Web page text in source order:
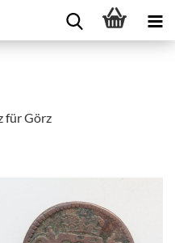
für Görz